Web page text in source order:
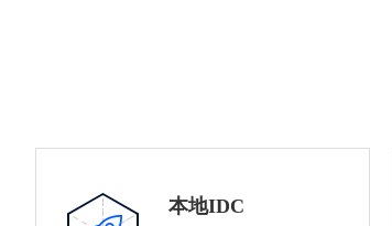
本地IDC